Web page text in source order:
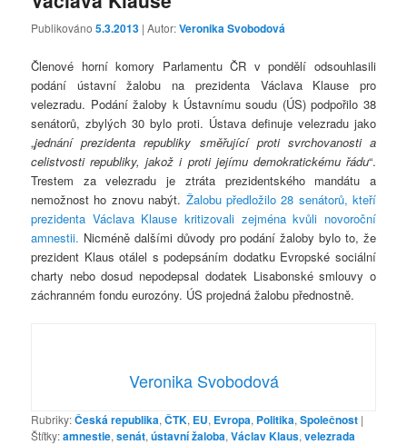
Publikováno5.3.2013 | Autor:Veronika Svobodová
Členové horní komory Parlamentu ČR v pondělí odsouhlasili
podání ústavní žalobu na prezidenta Václava Klause pro
velezradu. Podání žaloby k Ústavnímu soudu (ÚS) podpořilo 38
senátorů, zbylých 30 bylo proti. Ústava definuje velezradu jako
„jednání prezidenta republiky směřující proti svrchovanosti a
celistvosti republiky, jakož i proti jejímu demokratickému řádu“.
Trestem za velezradu je ztráta prezidentského mandátu a
nemožnost ho znovu nabýt. Žalobu předložilo 28 senátorů, kteří
prezidenta Václava Klause kritizovali zejména kvůli novoroční
amnestii. Nicméně dalšími důvody pro podání žaloby bylo to, že
prezident Klaus otálel s podepsáním dodatku Evropské sociální
charty nebo dosud nepodepsal dodatek Lisabonské smlouvy o
záchranném fondu eurozóny. ÚS projedná žalobu přednostně.
Veronika Svobodová
Rubriky:Česká republika,ČTK, EU, Evropa, Politika,Společnost |
Štítky:amnestie,senát,ústavní žaloba,Václav Klaus,velezrada